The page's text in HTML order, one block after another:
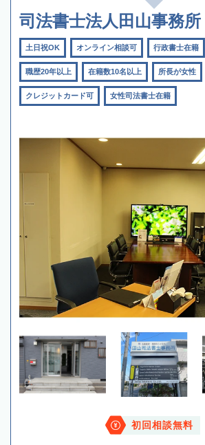
司法書士法人田山事務所
土日祝OK オンライン相談可 行政書士在籍
職歴20年以上 在籍数10名以上 所長が女性
クレジットカード可 女性司法書士在籍
初回相談無料